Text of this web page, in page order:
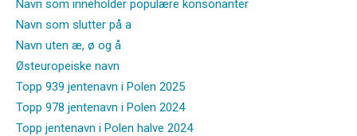
Navn som inneholder populære konsonanter
Navn som slutter på a
Navn uten æ, ø og å
Østeuropeiske navn
Topp 939 jentenavn i Polen 2025
Topp 978 jentenavn i Polen 2024
Topp jentenavn i Polen halve 2024